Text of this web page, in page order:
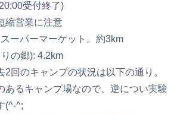
受付終了)
営業に注意
ーパーマーケット。約3km
の郷): 4.2km
回のキャンプの状況は以下の通り。
あるキャンプ場なので、逆につい実験
(^-^;